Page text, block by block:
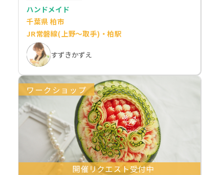
ハンドメイド
千葉県 柏市
JR常磐線(上野～取手)・柏駅
すずきかずえ
ワークショップ
開催リクエスト受付中